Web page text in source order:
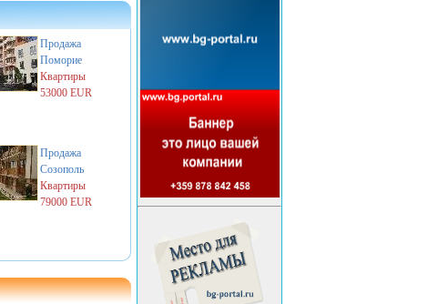
Продажа
Поморие
Квартиры
53000 EUR
Продажа
Созополь
Квартиры
79000 EUR